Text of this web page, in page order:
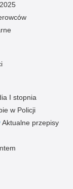
I stopnia
w Policji
Aktualne przepisy